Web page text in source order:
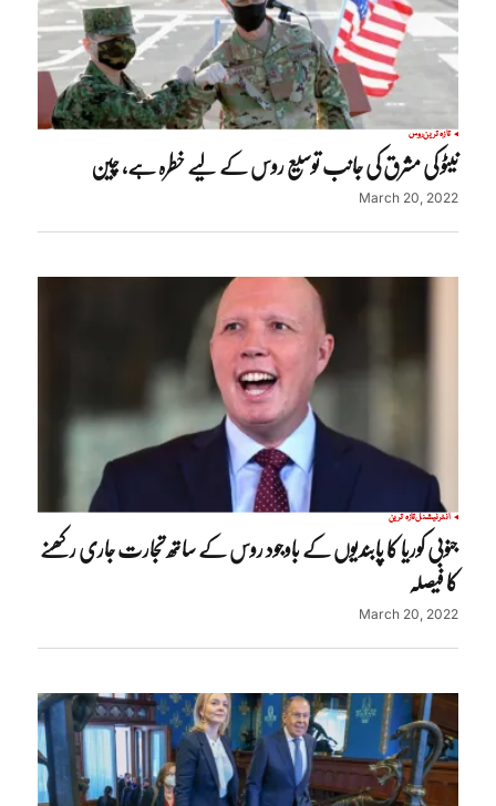
تازہ ترینروس
نیٹو کی مشرق کی جانب توسیع روس کے لیے خطرہ ہے، چین
March 20, 2022
انٹرنیشنلتازہ ترین
جنوبی کوریا کا پابندیوں کے باوجود روس کے ساتھ تجارت جاری رکھنے
کا فیصلہ
March 20, 2022